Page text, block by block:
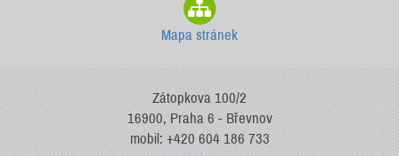
Mapa stránek
Zátopkova 100/2
16900, Praha 6 - Břevnov
mobil: +420 604 186 733